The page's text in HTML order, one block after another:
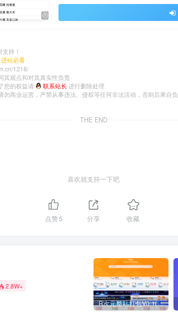
持！
进站必看
1218/
其观点和对其真实性负责
您的权益请 联系站长 进行删除处理
商业运营，严禁从事违法、侵权等任何非法活动，否则后果自负
THE END
喜欢就支持一下吧
点赞5 分享 收藏
2.8W+
R次元整站打包V0.1(原创)